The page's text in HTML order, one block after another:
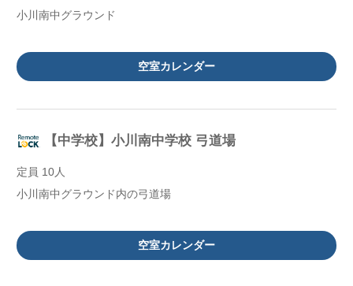
小川南中グラウンド
空室カレンダー
【中学校】小川南中学校 弓道場
定員 10人
小川南中グラウンド内の弓道場
空室カレンダー